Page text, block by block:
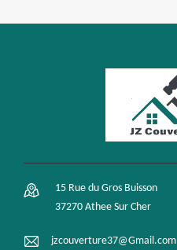
15 Rue du Gros Buisson
37270 Athee Sur Cher
jzcouverture37@Gmail.com